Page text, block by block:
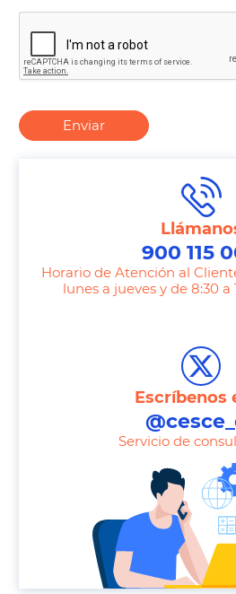
900 115
Horario de Atención al
lunes a jueves y de 8:30 a
Escríbenos
Servicio de
Enviar